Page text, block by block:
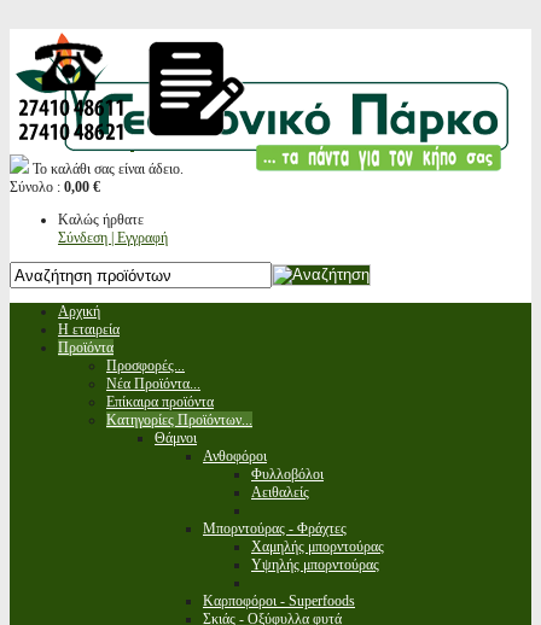
Το καλάθι σας είναι άδειο.
Σύνολο : 0,00 €
Καλώς ήρθατε
Σύνδεση | Εγγραφή
Αρχική
Η εταιρεία
Προϊόντα
Προσφορές...
Νέα Προϊόντα...
Επίκαιρα προϊόντα
Κατηγορίες Προϊόντων...
Θάμνοι
Ανθοφόροι
Φυλλοβόλοι
Αειθαλείς
Μπορντούρας - Φράχτες
Χαμηλής μπορντούρας
Υψηλής μπορντούρας
Καρποφόροι - Superfoods
Σκιάς - Οξύφυλλα φυτά